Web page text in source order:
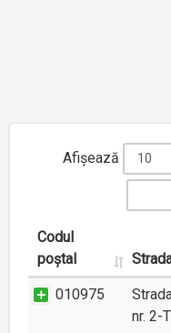
Afișează
Codul
poștal
010975
nr. 2-T